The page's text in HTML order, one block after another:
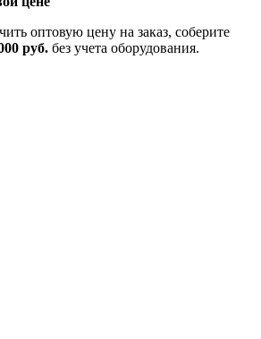
оптовую цену на заказ, соберите
руб. без учета оборудования.